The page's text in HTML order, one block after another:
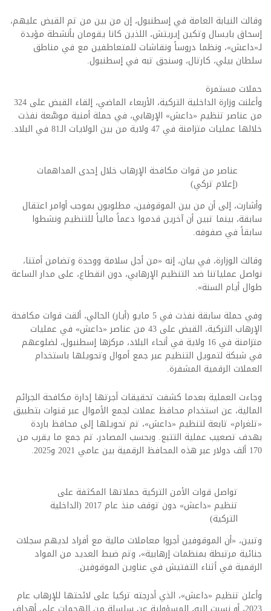
وقالت النيابة العامة في إسطنبول، إن من بين من تم القبض عليهم،
إسحاق بايسال وتكين إيريتش، اللذين كانا يقومان بأنشطة مؤيدة
لـ«داعش»، ونظما دروساً ونقاشات للمتعاطفين مع في مناطق
سلطان بيلي، كارتال، وسنجق تبه في إسطنبول.
حملات مستمرة
وأعلنت وزارة الداخلية التركية، الأربعاء الماضي، إلقاء القبض على 324
من عناصر تنظيم «داعش» الإرهابي، في حملة أمنية موسَّعة نفذت
خلالها عمليات متزامنة في 47 ولاية من بين الولايات الـ81 في البلاد.
عناصر من قوات مكافحة الإرهاب خلال إحدى المداهمات
(إعلام تركي)
وأشارت، إلى أن من بين الموقوفين، مطلوبون بموجب أوامر اعتقال
سابقة، بينما تبين أن آخرين قدموا دعماً مالياً للتنظيم ونشطوا
سابقاً في صفوفه.
وقالت الوزارة، في بيان، إنه «من أجل سلامة ووحدة وتضامن أمتنا،
نواصل عملياتنا ضد التنظيم الإرهابي، دون انقطاع، على مدار الساعة
طوال أيام السنة».
وفي حملة سابقة نفذت في 5 مايو (أيار) الحالي، ألقت قوات مكافحة
الإرهاب التركية، القبض على 43 من عناصر «داعش» في عمليات
متزامنة في 16 ولاية في أنحاء البلاد، مركزها إسطنبول، لضلوعهم
في شبكة لتمويل التنظيم عبر جمع أموال وتحويلها باستخدام
العملات الرقمية المشفرة.
وجاءت العملية بعدما كشفت تحقيقات أجرتها إدارة مكافحة الجرائم
المالية، عن استخدام محافظ عملات لجمع الأموال عبر قنوات بتطبيق
«تلغرام» تابعة لتنظيم «داعش»، تم تحويلها إلى محافظ باردة
بهدف تصعيب عملية التتبع. وبحسب المصادر، تم جمع ما يقرب من
170 ألف دولار عبر هذه المحافظ الرقمية بين عامي 2021 و2025.
تواصل قوات الأمن التركية حملاتها المكثفة على
تنظيم «داعش» دون توقف منذ عام 2017 (الداخلية
التركية)
وتبين، «أن الموقوفين أجروا معاملات مالية مع أفراد لديهم سجلات
جنائية مرتبطة بمنظمات إرهابية»، وتم ضبط العديد من المواد
الرقمية في أثناء التفتيش في عناوين الموقوفين.
وأعلن تنظيم «داعش»، الذي أدرجته تركيا على لائحتها للإرهاب عام